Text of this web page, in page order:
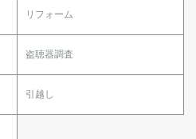
リフォーム
盗聴器調査
引越し